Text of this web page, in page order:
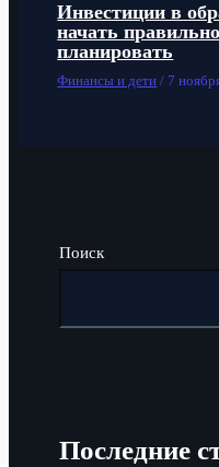
Инвестиции в
начать
планировать
Финансы и дети /7
Поиск
Последние